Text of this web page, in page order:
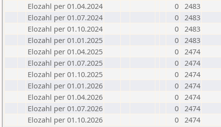
Elozahl per 01.04.2024
0 2483
Elozahl per 01.07.2024
0 2483
Elozahl per 01.10.2024
0 2483
Elozahl per 01.01.2025
0 2483
Elozahl per 01.04.2025
0 2474
Elozahl per 01.07.2025
0 2474
Elozahl per 01.10.2025
0 2474
Elozahl per 01.01.2026
0 2474
Elozahl per 01.04.2026
0 2474
Elozahl per 01.07.2026
0 2474
Elozahl per 01.10.2026
0 2474